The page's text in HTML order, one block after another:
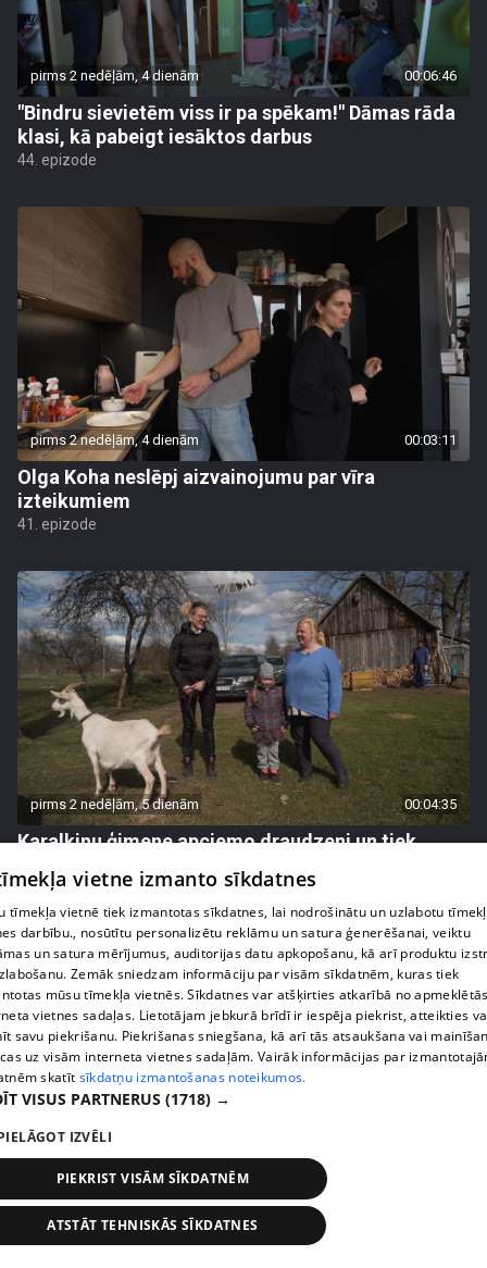
pirms 2 nedēļām, 4 dienām 00:06:46
"Bindru sievietēm viss ir pa spēkam!" Dāmas rāda
klasi, kā pabeigt iesāktos darbus
44. epizode
pirms 2 nedēļām, 4 dienām 00:03:11
Olga Koha neslēpj aizvainojumu par vīra
izteikumiem
41. epizode
pirms 2 nedēļām, 5 dienām 00:04:35
Karalkinu ģimene apciemo draudzeni un tiek
42. epizode
pirms 2 nedēļām, 5 dienām
Agrita Bindre stāsta, kā meita pielāgojas jaunajai
skolas un internāta ikdienai
vietne izmanto sīkdatnes
tīmekļa vietnē tiek izmantotas sīkdatnes, lai nodrošinātu un uzlabotu
darbību., nosūtītu personalizētu reklāmu un satura ģenerēšanai, veiktu
un satura mērījumus, auditorijas datu apkopošanu, kā arī produktu
Zemāk sniedzam informāciju par visām sīkdatnēm, kuras tiek
mūsu tīmekļa vietnēs. Sīkdatnes var atšķirties atkarībā no
vietnes sadaļas. Lietotājam jebkurā brīdī ir iespēja piekrist, atteikties
savu piekrišanu. Piekrišanas sniegšana, kā arī tās atsaukšana vai
uz visām interneta vietnes sadaļām. Vairāk informācijas par
skatīt sīkdatņu izmantošanas noteikumos.
VISUS PARTNERUS (1718) →
IZVĒLI
PIEKRIST VISĀM SĪKDATNĒM
ATSTĀT TEHNISKĀS SĪKDATNES